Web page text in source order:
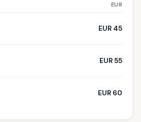
EUR
EUR 45
EUR 55
EUR 60